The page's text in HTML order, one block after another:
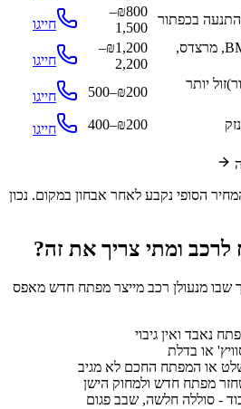
התנעה בכפתור
₪800–
1,500
חייגו
BMW, מרצדס,
₪1,200–
2,200
חייגו
זול יותר
₪200–500
חייגו
₪200–400 חייגו
הסופי נקבע לאחר אבחון במקום. נכון
ומתי צריך את זה?
שבו מנעולן רכב מייצר מפתח חדש מאפס
נאבד ואין גיבוי
או בדלת
או המפתח החכם לא מגיב
מפתח חדש ולמחוק הישן
- סוללה חלשה, שבב פגום